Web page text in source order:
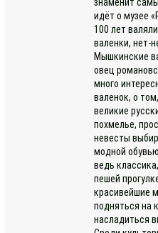
идёт о музее
100 лет
валенки, нет-
Мышкинские
овец
много
валенок, о
великие
похмелье,
невесты
модной
ведь
пешей
красивейшие
подняться на
насладиться